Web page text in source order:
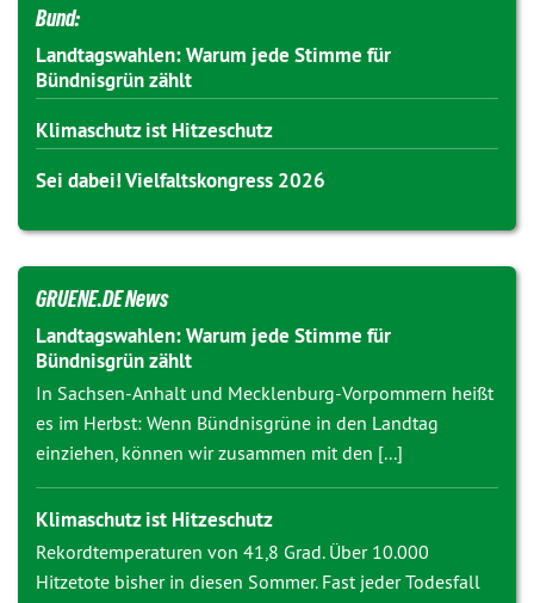
Bund:
Landtagswahlen: Warum jede Stimme für
Bündnisgrün zählt
Klimaschutz ist Hitzeschutz
Sei dabei! Vielfaltskongress 2026
GRUENE.DE News
Landtagswahlen: Warum jede Stimme für
Bündnisgrün zählt
In Sachsen-Anhalt und Mecklenburg-Vorpommern heißt
es im Herbst: Wenn Bündnisgrüne in den Landtag
einziehen, können wir zusammen mit den [...]
Klimaschutz ist Hitzeschutz
Rekordtemperaturen von 41,8 Grad. Über 10.000
Hitzetote bisher in diesen Sommer. Fast jeder Todesfall